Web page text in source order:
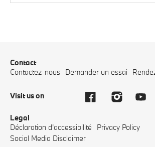
Contact
Contactez-nous Demander un essai
Visit us on
Legal
Déclaration d'accessibilité
Privacy Policy
Social Media Disclaimer